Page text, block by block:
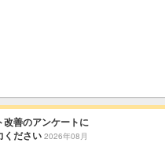
改善のアンケートに
ください 2026年08月